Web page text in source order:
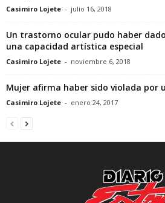
Casimiro Lojete - julio 16, 2018
Un trastorno ocular pudo haber
una capacidad artística especial
Casimiro Lojete - noviembre 6, 2018
Mujer afirma haber sido violada por
Casimiro Lojete - enero 24, 2017